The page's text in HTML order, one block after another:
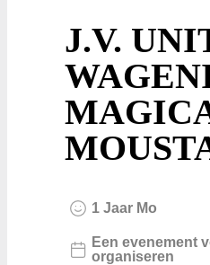
J.V.
1 Jaar Mo
Een evenement
organiseren